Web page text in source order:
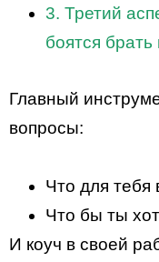
3. Третий
боятся брать
Главный
вопросы:
Что для тебя
Что бы ты
И коуч в своей